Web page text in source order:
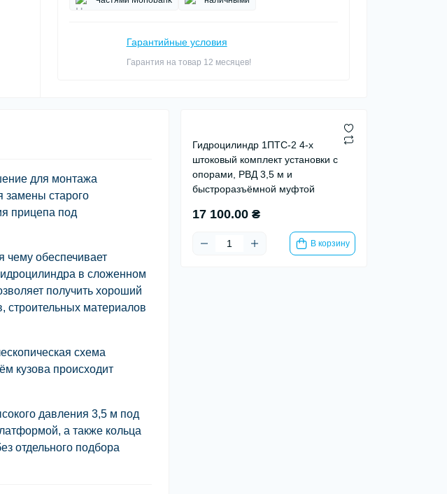
Гарантийные условия
Гарантия на товар 12 месяцев!
Гидроцилиндр 1ПТС-2 4-х
штоковый комплект установки с
опорами, РВД 3,5 м и
быстроразъёмной муфтой
17 100.00 ₴
В корзину
для монтажа
замены старого
прицепа под
чему обеспечивает
в сложенном
получить хороший
строительных материалов
схема
кузова происходит
давления 3,5 м под
а также кольца
отдельного подбора